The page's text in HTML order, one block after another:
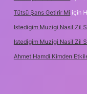
Tütsü Şans Getirir Mi için
Istedigim Muzigi Nasil Zil
Istedigim Muzigi Nasil Zil
Ahmet Hamdi Kimden